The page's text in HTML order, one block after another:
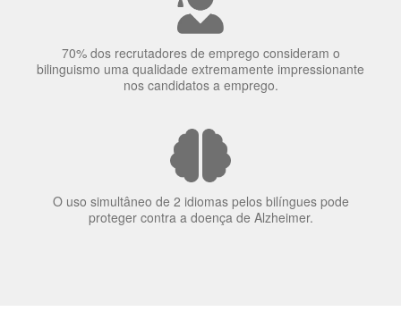
70% dos recrutadores de emprego consideram o
bilinguismo uma qualidade extremamente impressionante
O uso simultâneo de 2 idiomas pelos bilíngues pode
proteger contra a doença de Alzheimer.